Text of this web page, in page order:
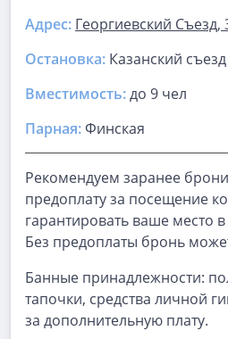
Адрес: Георгиевский Съезд,
Остановка: Казанский съезд
Вместимость:до 9 чел
Парная:Финская
Рекомендуем заранее
предоплату за посещение
гарантировать ваше место
Без предоплаты бронь
Банные принадлежности:
тапочки, средства личной
за дополнительную плату.